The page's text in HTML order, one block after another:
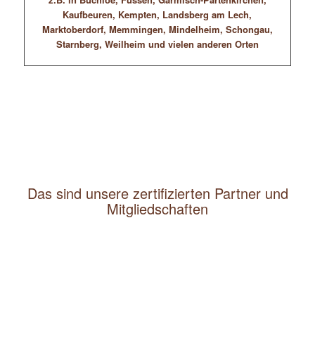
Kaufbeuren, Kempten, Landsberg am Lech,
Marktoberdorf, Memmingen, Mindelheim, Schongau,
Starnberg, Weilheim und vielen anderen Orten
Das sind unsere zertifizierten Partner und
Mitgliedschaften